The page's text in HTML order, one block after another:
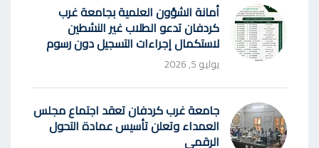
أمانة الشؤون العلمية بجامعة غرب
كردفان تدعو الطلاب غير النشطين
لاستكمال إجراءات التسجيل دون رسوم
يوليو 5, 2026
جامعة غرب كردفان تعقد اجتماع مجلس
العمداء وتعلن تأسيس عمادة التحول
الرقمي